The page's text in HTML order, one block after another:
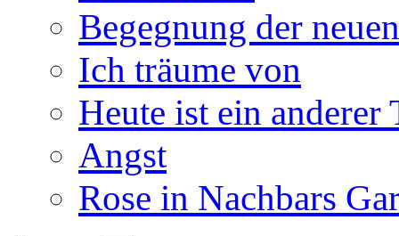
Begegnung der
Ich träume von
Heute ist ein anderer
Angst
Rose in Nachbars